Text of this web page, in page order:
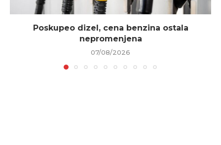
Poskupeo dizel, cena benzina ostala
nepromenjena
07/08/2026